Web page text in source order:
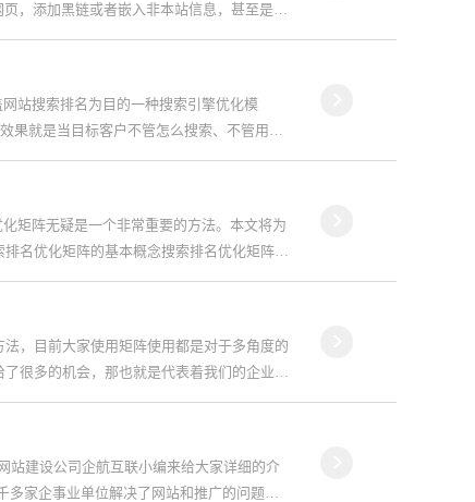
，添加黑链或者嵌入非本站信息，甚至是创
站搜索排名为目的一种搜索引擎优化模
果就是当目标客户不管怎么搜索、不管用什
矩阵无疑是一个非常重要的方法。本文将为
名优化矩阵的基本概念搜索排名优化矩阵
，目前大家使用矩阵使用都是对于多角度的
很多的机会，那也就是代表着我们的企业正
站建设公司企航互联小编来给大家详细的介
多家企事业单位解决了网站和推广的问题。